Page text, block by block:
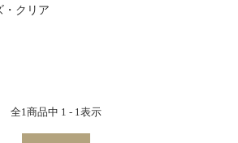
クリア
全1商品中 1 - 1表示